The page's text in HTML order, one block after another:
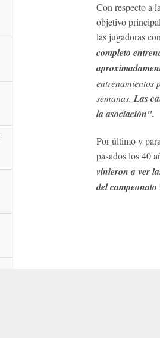
Con respecto a
objetivo
las jugadoras
completo
entrenamientos
semanas. Las
la asociación".
Por último y
pasados los 40
vinieron a ver
del